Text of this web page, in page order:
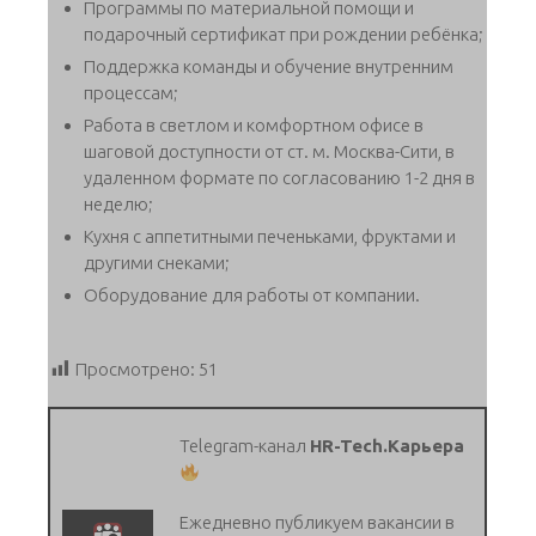
Программы по материальной помощи и
подарочный сертификат при рождении ребёнка;
Поддержка команды и обучение внутренним
процессам;
Работа в светлом и комфортном офисе в
шаговой доступности от ст. м. Москва-Сити, в
удаленном формате по согласованию 1-2 дня в
неделю;
Кухня с аппетитными печеньками, фруктами и
другими снеками;
Оборудование для работы от компании.
Просмотрено: 51
Telegram-канал HR-Tech.Карьера
Ежедневно публикуем вакансии в